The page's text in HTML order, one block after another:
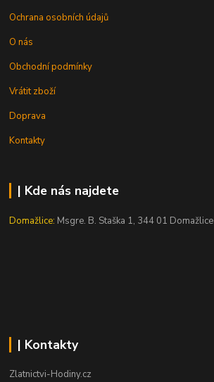
Ochrana osobních údajů
O nás
Obchodní podmínky
Vrátit zboží
Doprava
Kontakty
| Kde nás najdete
Domažlice: Msgre. B. Staška 1, 344 01 Domažlice
| Kontakty
Zlatnictvi-Hodiny.cz